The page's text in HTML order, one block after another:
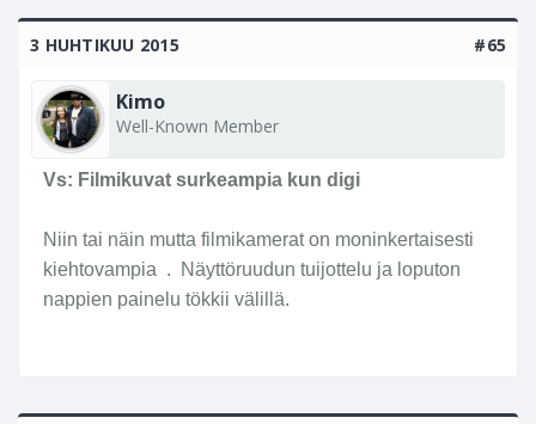
3 HUHTIKUU 2015 #65
Kimo
Well-Known Member
Vs: Filmikuvat surkeampia kun digi
Niin tai näin mutta filmikamerat on moninkertaisesti
kiehtovampia . Näyttöruudun tuijottelu ja loputon
nappien painelu tökkii välillä.